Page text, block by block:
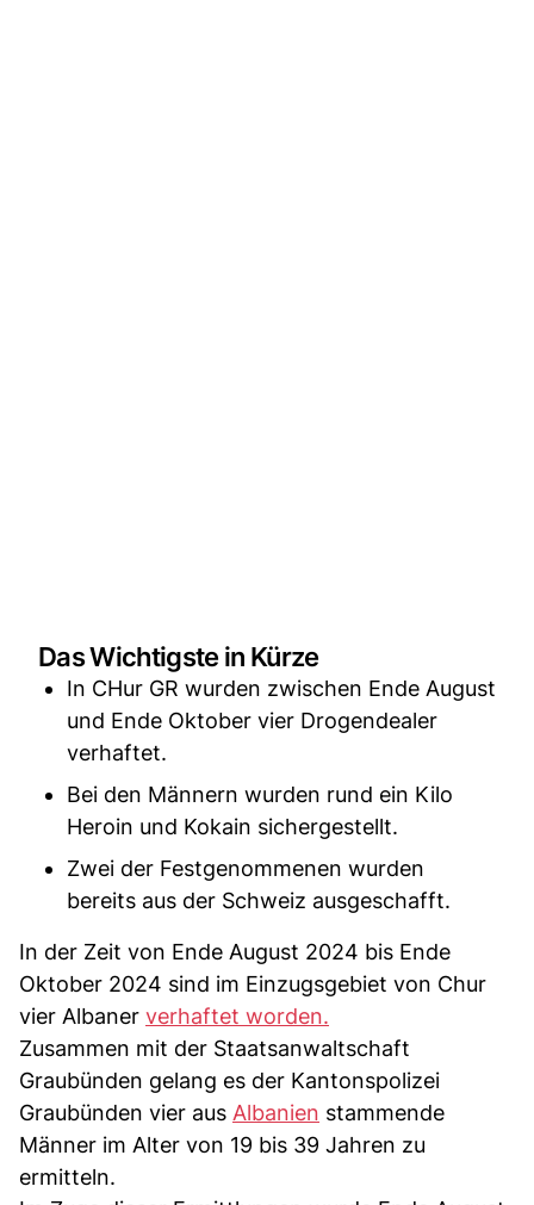
Das Wichtigste in Kürze
In CHur GR wurden zwischen Ende August
und Ende Oktober vier Drogendealer
verhaftet.
Bei den Männern wurden rund ein Kilo
Heroin und Kokain sichergestellt.
Zwei der Festgenommenen wurden
bereits aus der Schweiz ausgeschafft.
In der Zeit von Ende August 2024 bis Ende
Oktober 2024 sind im Einzugsgebiet von Chur
vier Albaner verhaftet worden.
Zusammen mit der Staatsanwaltschaft
Graubünden gelang es der Kantonspolizei
Graubünden vier aus Albanien stammende
Männer im Alter von 19 bis 39 Jahren zu
ermitteln.